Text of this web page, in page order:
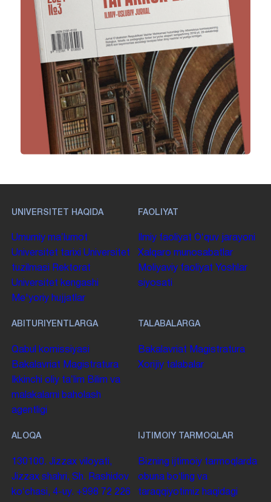
UNIVERSITET HAQIDA
Umumiy maʼlumot
Universitet tarixi Universitet
tuzilmasi
Rektorat
Universitet kengashi
Me'yoriy hujjatlar
FAOLIYAT
Ilmiy faoliyat Oʻquv jarayoni
Xalqaro munosabatlar
Moliyaviy faoliyat Yoshlar
siyosati
ABITURIYENTLARGA
Qabul komissiyasi
Bakalavriat Magistratura
Ikkinchi oliy taʼlim Bilim va
malakalarni baholash
agentligi
TALABALARGA
Bakalavriat Magistratura
Xorijiy talabalar
ALOQA
130100. Jizzax viloyati,
Jizzax shahri, Sh. Rashidov
koʻchasi, 4-uy. +998 72 226
IJTIMOIY TARMOQLAR
Bizning ijtimoiy tarmoqlarda
obuna boʻling va
taraqqiyotimiz haqidagi